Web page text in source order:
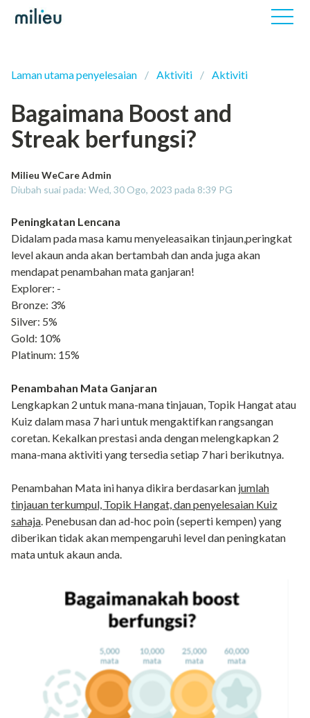
Laman utama penyelesaian Aktiviti Aktiviti
Bagaimana Boost and
Streak berfungsi?
Milieu WeCare Admin
Diubah suai pada: Wed, 30 Ogo, 2023 pada 8:39 PG
Peningkatan Lencana
Didalam pada masa kamu menyeleasaikan tinjaun,peringkat
level akaun anda akan bertambah dan anda juga akan
mendapat penambahan mata ganjaran!
Explorer: -
Bronze: 3%
Silver: 5%
Gold: 10%
Platinum: 15%
Penambahan Mata Ganjaran
Lengkapkan 2 untuk mana-mana tinjauan, Topik Hangat atau
Kuiz dalam masa 7 hari untuk mengaktifkan rangsangan
coretan. Kekalkan prestasi anda dengan melengkapkan 2
mana-mana aktiviti yang tersedia setiap 7 hari berikutnya.
Penambahan Mata ini hanya dikira berdasarkan jumlah
tinjauan terkumpul, Topik Hangat, dan penyelesaian Kuiz
sahaja. Penebusan dan ad-hoc poin (seperti kempen) yang
diberikan tidak akan mempengaruhi level dan peningkatan
mata untuk akaun anda.